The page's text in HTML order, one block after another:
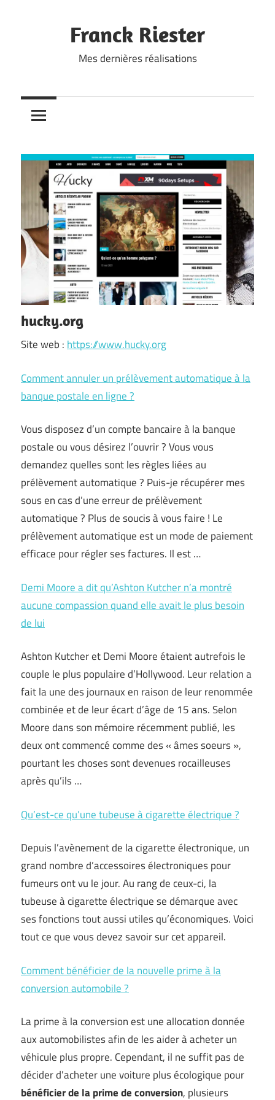
Franck Riester
Mes dernières réalisations
hucky.org
Site web : https://www.hucky.org
Comment annuler un prélèvement automatique à la
banque postale en ligne ?
Vous disposez d’un compte bancaire à la banque
postale ou vous désirez l’ouvrir ? Vous vous
demandez quelles sont les règles liées au
prélèvement automatique ? Puis-je récupérer mes
sous en cas d’une erreur de prélèvement
automatique ? Plus de soucis à vous faire ! Le
prélèvement automatique est un mode de paiement
efficace pour régler ses factures. Il est …
Demi Moore a dit qu’Ashton Kutcher n’a montré
aucune compassion quand elle avait le plus besoin
de lui
Ashton Kutcher et Demi Moore étaient autrefois le
couple le plus populaire d’Hollywood. Leur relation a
fait la une des journaux en raison de leur renommée
combinée et de leur écart d’âge de 15 ans. Selon
Moore dans son mémoire récemment publié, les
deux ont commencé comme des « âmes soeurs »,
pourtant les choses sont devenues rocailleuses
après qu’ils …
Qu’est-ce qu’une tubeuse à cigarette électrique ?
Depuis l’avènement de la cigarette électronique, un
grand nombre d’accessoires électroniques pour
fumeurs ont vu le jour. Au rang de ceux-ci, la
tubeuse à cigarette électrique se démarque avec
ses fonctions tout aussi utiles qu’économiques. Voici
tout ce que vous devez savoir sur cet appareil.
Comment bénéficier de la nouvelle prime à la
conversion automobile ?
La prime à la conversion est une allocation donnée
aux automobilistes afin de les aider à acheter un
véhicule plus propre. Cependant, il ne suffit pas de
décider d’acheter une voiture plus écologique pour
bénéficier de la prime de conversion, plusieurs